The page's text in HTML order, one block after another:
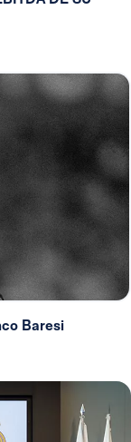
Baresi